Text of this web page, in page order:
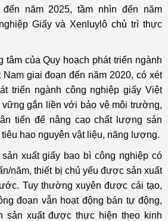
năm 2025, tầm nhìn đến năm
Giấy và Xenluylô chủ trì thực
tâm của Quy hoạch phát triển ngành
giai đoạn đến năm 2020, có xét
triển ngành công nghiệp giấy Việt
gắn liền với bảo vệ môi trường,
tiến để nâng cao chất lượng sản
hao nguyên vật liệu, năng lượng.
xuất giấy bao bì công nghiệp có
năm, thiết bị chủ yếu được sản xuất
Tuy thường xuyên được cải tạo,
đoạn vẫn hoạt động bán tự động,
sản xuất được thực hiện theo kinh